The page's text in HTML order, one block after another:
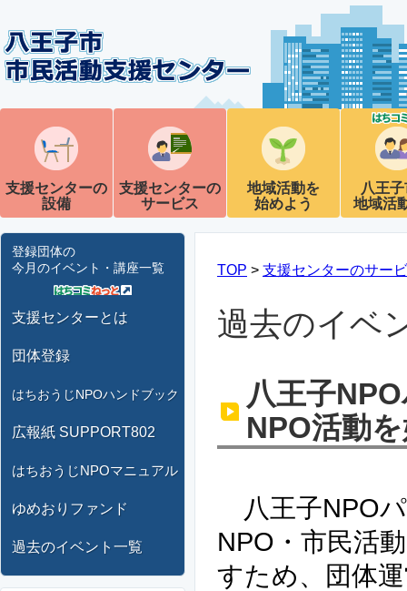
支援センターの
設備
支援センターの
サービス
地域活動を
始めよう
八王
地域活
登録団体の
今月のイベント・講座一覧
支援センターとは
団体登録
はちおうじNPOハンドブック
広報紙 SUPPORT802
はちおうじNPOマニュアル
ゆめおりファンド
過去のイベント一覧
TOP > 支援センターのサー
過去のイベ
八王子
NPO活動
八王子NPO
NPO・市民活
すため、団体